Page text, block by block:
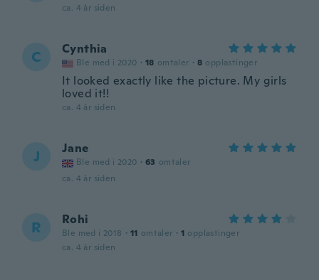
ca. 4 år siden
C Cynthia
Ble med i 2020 · 18 omtaler · 8 opplastinger
It looked exactly like the picture. My girls
loved it!!
ca. 4 år siden
J Jane
Ble med i 2020 · 63 omtaler
ca. 4 år siden
R Rohi
Ble med i 2018 · 11 omtaler · 1 opplastinger
ca. 4 år siden